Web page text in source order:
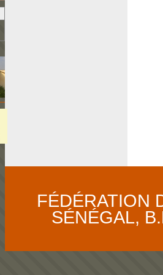
FÉDÉRATION
SÉNÉGAL,